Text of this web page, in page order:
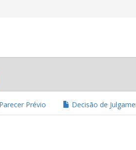
Parecer Prévio Decisão de